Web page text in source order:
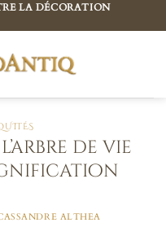
LA DÉCORATION
de vie
ALTHEA